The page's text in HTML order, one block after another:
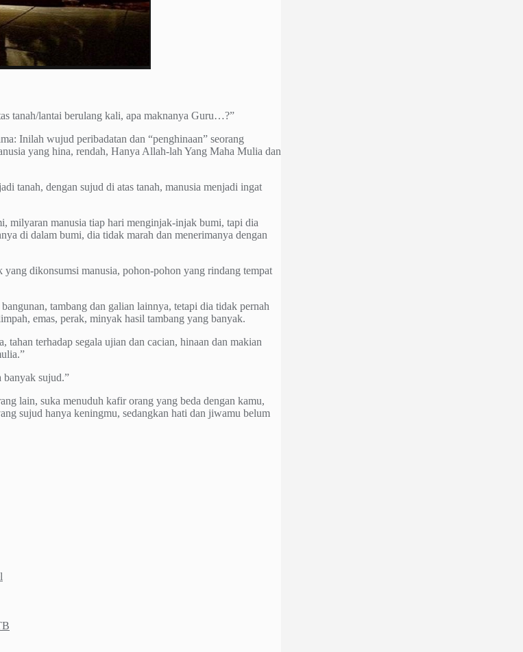
tanah/lantai berulang kali, apa maknanya Guru…?”
Inilah wujud peribadatan dan “penghinaan” seorang
yang hina, rendah, Hanya Allah-lah Yang Maha Mulia dan
tanah, dengan sujud di atas tanah, manusia menjadi ingat
milyaran manusia tiap hari menginjak-injak bumi, tapi dia
di dalam bumi, dia tidak marah dan menerimanya dengan
dikonsumsi manusia, pohon-pohon yang rindang tempat
tambang dan galian lainnya, tetapi dia tidak pernah
emas, perak, minyak hasil tambang yang banyak.
terhadap segala ujian dan cacian, hinaan dan makian
banyak sujud.”
lain, suka menuduh kafir orang yang beda dengan kamu,
sujud hanya keningmu, sedangkan hati dan jiwamu belum